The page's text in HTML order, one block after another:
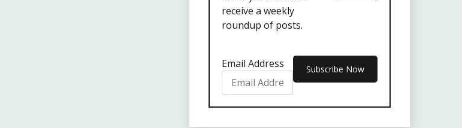
receive a weekly
roundup of posts.
Email Address